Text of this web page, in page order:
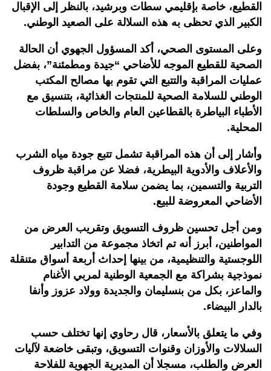
القطيع، خاصة بإقليمي سطات وبرشيد، بالنظر إلى الإقبال
الكبير الذي تحظى به هذه السلالة على الصعيد الوطني.
وعلى المستوى الصحي، أكد المسؤول الجهوي أن الحالة
الصحية للقطيع الموجه للأضاحي “جيدة ومطمئنة”، بفضل
عمليات المراقبة والتتبع التي تقوم بها مصالح المكتب
الوطني للسلامة الصحية للمنتجات الغذائية، بتنسيق مع
الأطباء البياطرة بالقطاعين العام والخاص والسلطات
المحلية.
وأشار إلى أن هذه المراقبة تشمل تتبع جودة مياه الشرب
والأعلاف والأدوية البيطرية، فضلا عن مراقبة ظروف
التربية والتسمين، بما يضمن سلامة القطيع وجودة
الأضاحي المعروضة للبيع.
ومن أجل تحسين ظروف التسويق وتقريب العرض من
المواطنين، أبرز أنه تم اتخاذ مجموعة من التدابير
اللوجستية والتنظيمية، من بينها إحداث أربعة أسواق متنقلة
نموذجية بشراكة مع الجمعية الوطنية لمربي الأغنام
والماعز، بكل من بنسليمان والجديدة وولاد عزوز وأنفا
بالدار البيضاء.
وفي ما يتعلق بالأسعار، قال رحاوي إنها تختلف حسب
السلالات والأوزان وقنوات التسويق، وتبقى خاضعة لآليات
العرض والطلب، مسجلا أن المديرية الجهوية للفلاحة